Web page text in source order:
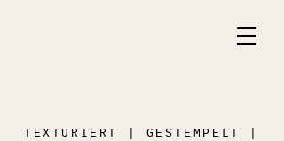
TEXTURIERT
| GESTEMPELT |